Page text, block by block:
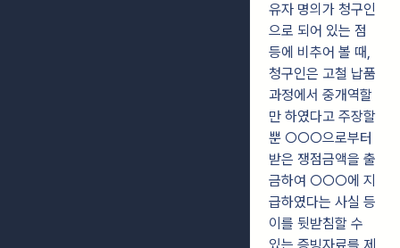
유자 명의가 청구인
으로 되어 있는 점
등에 비추어 볼 때,
청구인은 고철 납품
과정에서 중개역할
만 하였다고 주장할
뿐 ○○○으로부터
받은 쟁점금액을 출
금하여 ○○○에 지
급하였다는 사실 등
이를 뒷받침할 수